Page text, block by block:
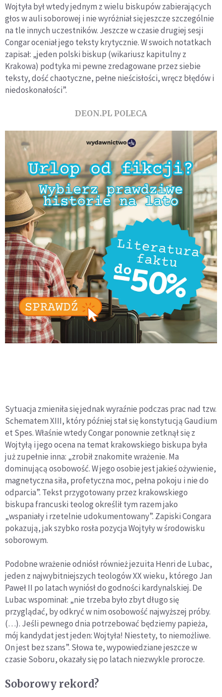
Wojtyła był wtedy jednym z wielu biskupów zabierających
głos w auli soborowej i nie wyróżniał się jeszcze szczególnie
na tle innych uczestników. Jeszcze w czasie drugiej sesji
Congar oceniał jego teksty krytycznie. W swoich notatkach
zapisał: „jeden polski biskup (wikariusz kapitulny z
Krakowa) podtyka mi pewne zredagowane przez siebie
teksty, dość chaotyczne, pełne nieścisłości, wręcz błędów i
niedoskonałości”.
DEON.PL POLECA
Sytuacja zmieniła się jednak wyraźnie podczas prac nad tzw.
Schematem XIII, który później stał się konstytucją Gaudium
et Spes. Właśnie wtedy Congar ponownie zetknął się z
Wojtyłą i jego ocena na temat krakowskiego biskupa była
już zupełnie inna: „zrobił znakomite wrażenie. Ma
dominującą osobowość. W jego osobie jest jakieś ożywienie,
magnetyczna siła, profetyczna moc, pełna pokoju i nie do
odparcia”. Tekst przygotowany przez krakowskiego
biskupa francuski teolog określił tym razem jako
„wspaniały i rzetelnie udokumentowany”. Zapiski Congara
pokazują, jak szybko rosła pozycja Wojtyły w środowisku
soborowym.
Podobne wrażenie odniósł również jezuita Henri de Lubac,
jeden z najwybitniejszych teologów XX wieku, którego Jan
Paweł II po latach wyniósł do godności kardynalskiej. De
Lubac wspominał: „nie trzeba było zbyt długo się
przyglądać, by odkryć w nim osobowość najwyższej próby.
(…). Jeśli pewnego dnia potrzebować będziemy papieża,
mój kandydat jest jeden: Wojtyła! Niestety, to niemożliwe.
On jest bez szans”. Słowa te, wypowiedziane jeszcze w
czasie Soboru, okazały się po latach niezwykle prorocze.
Soborowy rekord?